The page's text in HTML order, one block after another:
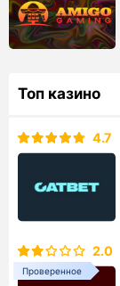
Топ казино
4.7
2.0
Проверенное